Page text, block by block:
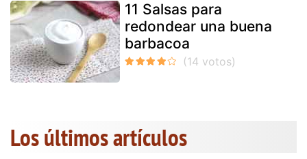
11 Salsas para
redondear una buena
barbacoa
Los últimos artículos